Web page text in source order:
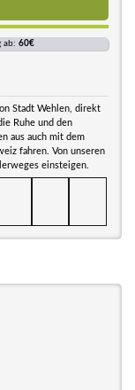
ab: 60€
Stadt Wehlen, direkt
Ruhe und den
aus auch mit dem
fahren. Von unseren
einsteigen.